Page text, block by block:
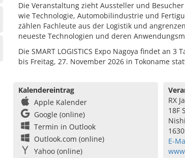
Die Veranstaltung zieht Aussteller und
wie Technologie, Automobilindustrie und
zählen Fachleute aus der Logistik und
neueste Technologien und deren
Die SMART LOGISTICS Expo Nagoya findet an
bis Freitag, 27. November 2026 in Tokoname
Kalendereintrag
Apple Kalender
Google (online)
Termin in Outlook
Outlook.com (online)
Yahoo (online)
RX
18F
E-